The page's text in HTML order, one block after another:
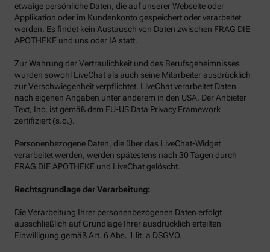
etwaige persönliche Daten, die auf unserer Webseite oder
Applikation oder im Kundenkonto gespeichert oder verarbeitet
werden. Es findet kein Austausch von Daten zwischen FRAG DIE
APOTHEKE und uns oder IA statt.
Zur Wahrung der Vertraulichkeit und des Berufsgeheimnisses
wurden sowohl LiveChat als auch seine Mitarbeiter ausdrücklich
zur Verschwiegenheit verpflichtet. LiveChat verarbeitet Daten
nach eigenen Angaben unter anderem in den USA. Der Anbieter
Text, Inc. ist gemäß dem EU-US Data Privacy Framework
zertifiziert (s.o.).
Personenbezogene Daten, die über das LiveChat-Widget
verarbeitet werden, werden spätestens nach 30 Tagen durch
FRAG DIE APOTHEKE und LiveChat gelöscht.
Rechtsgrundlage der Verarbeitung:
Die Verarbeitung Ihrer personenbezogenen Daten erfolgt
ausschließlich auf Grundlage Ihrer ausdrücklich erteilten
Einwilligung gemäß Art. 6 Abs. 1 lit. a DSGVO.